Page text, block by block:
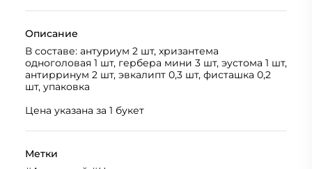
Описание
В составе: антуриум 2 шт, хризантема
одноголовая 1 шт, гербера мини 3 шт, эустома 1 шт,
антирринум 2 шт, эвкалипт 0,3 шт, фисташка 0,2
шт, упаковка
Цена указана за 1 букет
Метки